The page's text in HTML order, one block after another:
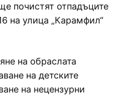
почистят отпадъците
на улица „Карамфил“
на обраслата
на детските
на нецензурни